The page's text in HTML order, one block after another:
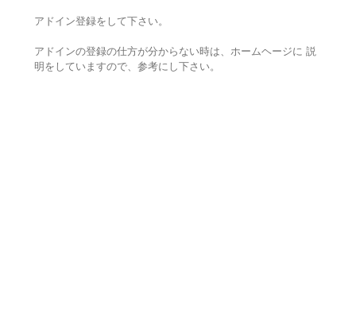
アドイン登録をして下さい。
アドインの登録の仕方が分からない時は、ホームヘージに 説
明をしていますので、参考にし下さい。